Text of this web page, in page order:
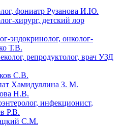
фониатр Рузанова И.Ю.
хирург, детский лор
эндокринолог, онколог-
Т.В.
репродуктолог, врач УЗД
С.В.
Хамидуллина З. М.
Н.В.
инфекционист,
Р.В.
С.М.